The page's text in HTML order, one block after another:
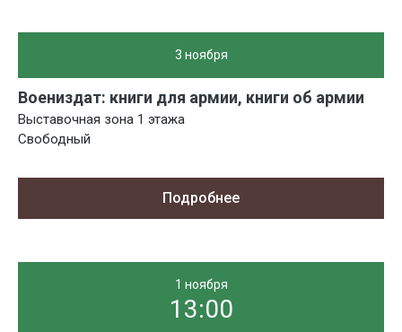
3 ноября
Воениздат: книги для армии, книги об армии
Выставочная зона 1 этажа
Свободный
Подробнее
1 ноября
13:00